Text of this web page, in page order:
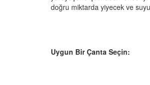
doğru miktarda yiyecek ve
Uygun Bir Çanta Seçin: